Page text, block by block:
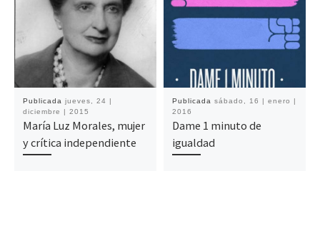
Publicada jueves, 24 |
diciembre | 2015
María Luz Morales, mujer
y crítica independiente
Publicada sábado, 16 | enero |
2016
Dame 1 minuto de
igualdad